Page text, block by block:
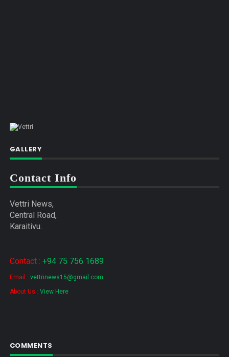
GALLERY
Contact Info
Vettri News,
Central Road,
Karaitivu.
Contact : +94 75 756 1689
Email : vettrinews15@gmail.com
About Us : View Here
COMMENTS